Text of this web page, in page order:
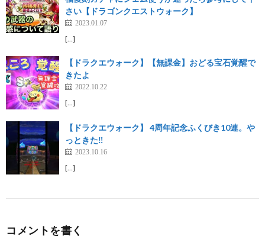
さい【ドラゴンクエストウォーク】
2023.01.07
[…]
【ドラクエウォーク】【無課金】おどる宝石覚醒で
きたよ
2022.10.22
[…]
【ドラクエウォーク】 4周年記念ふくびき10連。や
っときた‼︎
2023.10.16
[…]
コメントを書く